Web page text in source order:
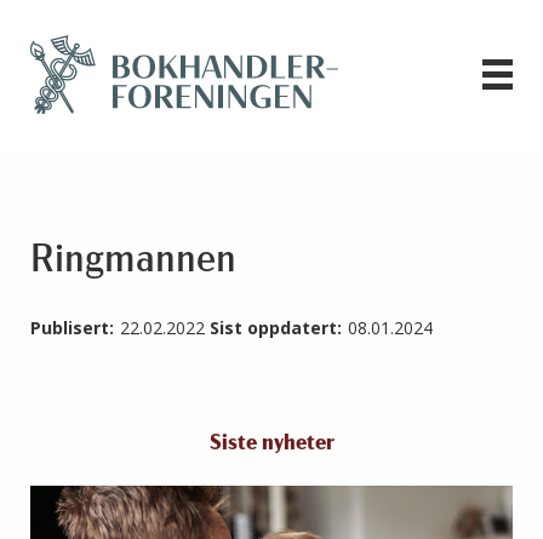
Ringmannen
Publisert: 22.02.2022 Sist oppdatert: 08.01.2024
Siste nyheter